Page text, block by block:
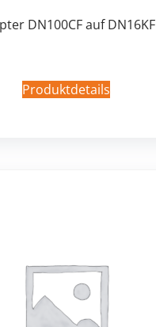
DN100CF auf DN16KF
Produktdetails